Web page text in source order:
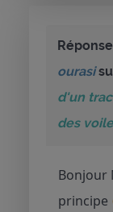
ourasi
d'un
des
Bonjour
principe